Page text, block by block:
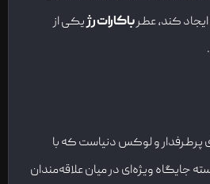
کند، عطرباکارات رژیکی از
و لوکس دنیاست که با
جایگاه ویژه‌ای در میان علاقه‌مندان